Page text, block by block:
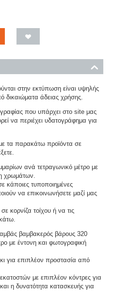
στην εκτύπωση είναι υψηλής
δικαιώματα άδειας χρήσης.
που υπάρχει στο site μας
να περιέχει υδατογράφημα για
τα παρακάτω προϊόντα σε
ανά τετραγωνικό μέτρο με
χρωμάτων.
κάποιες τυποποιημένες
να επικοινωνήσετε μαζί μας
κορνίζα τοίχου ή να τις
βαμβακερός βάρους 320
με έντονη και φωτογραφική
για επιπλέον προστασία από
με επιπλέον κόντρες για
η δυνατότητα κατασκευής για